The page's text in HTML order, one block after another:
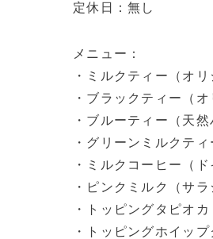
定休日：無し
メニュー：
・ミルクティー（オ
・ブラックティー（
・ブルーティー（天
・グリーンミルクテ
・ミルクコーヒー（
・ピンクミルク（サ
・トッピングタピオ
・トッピングホイッ